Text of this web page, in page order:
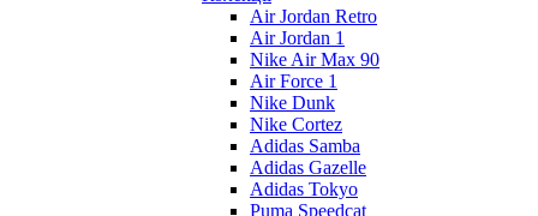
Air Jordan Retro
Air Jordan 1
Nike Air Max 90
Air Force 1
Nike Dunk
Nike Cortez
Adidas Samba
Adidas Gazelle
Adidas Tokyo
Puma Speedcat